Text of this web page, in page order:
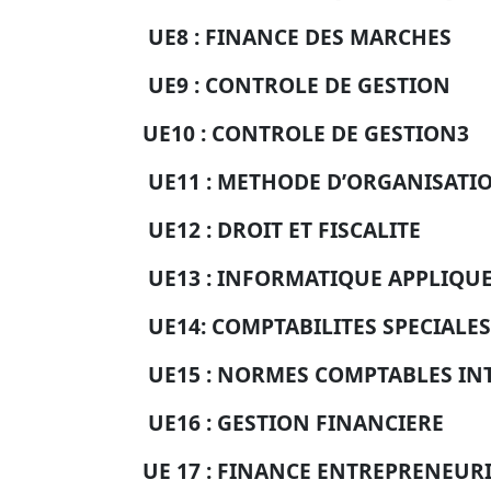
UE8 : FINANCE DES MARCHES
UE9 : CONTROLE DE GESTION
UE10 : CONTROLE DE GESTION3
UE11 : METHODE
UE12 : DROIT ET FISCALITE
UE13 : INFORMATIQUE
UE14: COMPTABILITES SPECIALES
UE15 : NORMES COMPTABLES
UE16 : GESTION FINANCIERE
UE 17 : FINANCE